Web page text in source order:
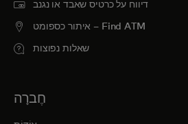
דיווח על כרטיס שאבד או נגנב
איתור כספומט – Find ATM
שאלות נפוצות
חֶברָה